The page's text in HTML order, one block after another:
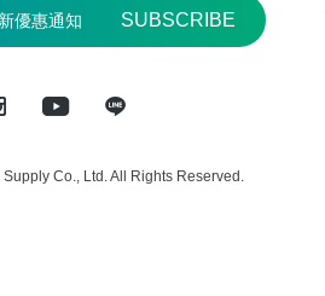
Co., Ltd. All Rights Reserved.